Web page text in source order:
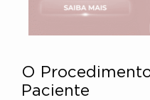
O
Paciente